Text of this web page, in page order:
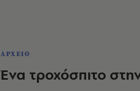
ΑΡΧΕΙΟ
Ένα τροχόσπιτο